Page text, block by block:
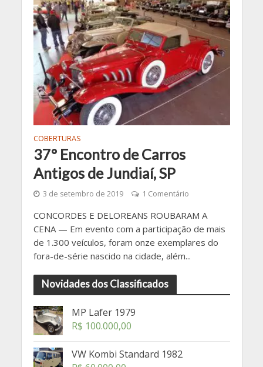
COBERTURAS
37° Encontro de Carros
Antigos de Jundiaí, SP
3 de setembro de 2019 1 Comentário
CONCORDES E DELOREANS ROUBARAM A
CENA — Em evento com a participação de mais
de 1.300 veículos, foram onze exemplares do
fora-de-série nascido na cidade, além...
Novidades dos Classificados
MP Lafer 1979
R$ 100.000,00
VW Kombi Standard 1982